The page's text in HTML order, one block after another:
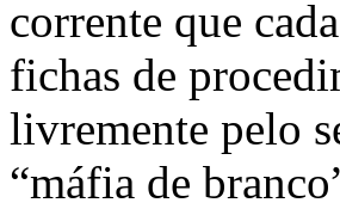
corrente que
fichas de
livremente pelo
“máfia de